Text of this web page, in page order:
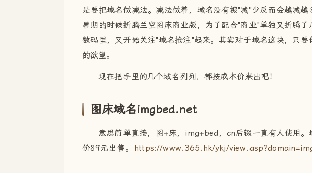
是要把域名做减法。减法做着，域名没有被"减"少反而会越减越
暑期的时候折腾兰空图床商业版，为了配合"商业"单独又折腾
数码里，又开始关注"域名抢注"起来。其实对于域名这块，只
的欲望。
现在把手里的几个域名列列，都按成本价来出吧！
图床域名imgbed.net
意思简单直接，图+床，img+bed，cn后辍一直有人使用
价89元出售。
https://www.365.hk/ykj/